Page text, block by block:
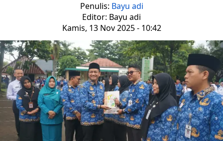
Penulis: Bayu adi
Editor: Bayu adi
Kamis, 13 Nov 2025 - 10:42